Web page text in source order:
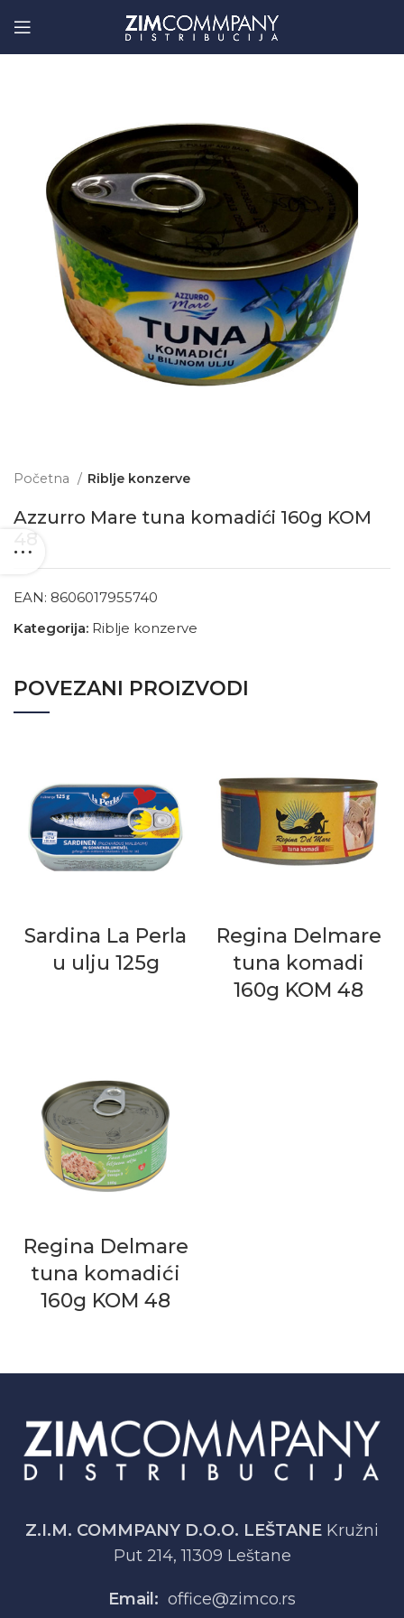
Početna Riblje konzerve
Azzurro Mare tuna komadići 160g KOM
48
EAN: 8606017955740
Kategorija: Riblje konzerve
POVEZANI PROIZVODI
Sardina La Perla
u ulju 125g
Regina Delmare
tuna komadi
160g KOM 48
Regina Delmare
tuna komadići
160g KOM 48
Z.I.M. COMMPANY D.O.O. LEŠTANE Kružni
Put 214, 11309 Leštane
Email: office@zimco.rs